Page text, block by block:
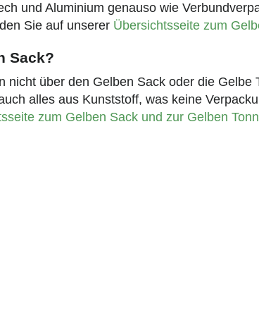
und Aluminium genauso wie
Sie auf unserer Übersichtsseite zum
Sack?
nicht über den Gelben Sack oder die Gelbe
alles aus Kunststoff, was keine
zum Gelben Sack und zur Gelben